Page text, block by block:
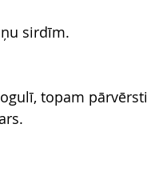
sirdīm.
topam pārvērsti